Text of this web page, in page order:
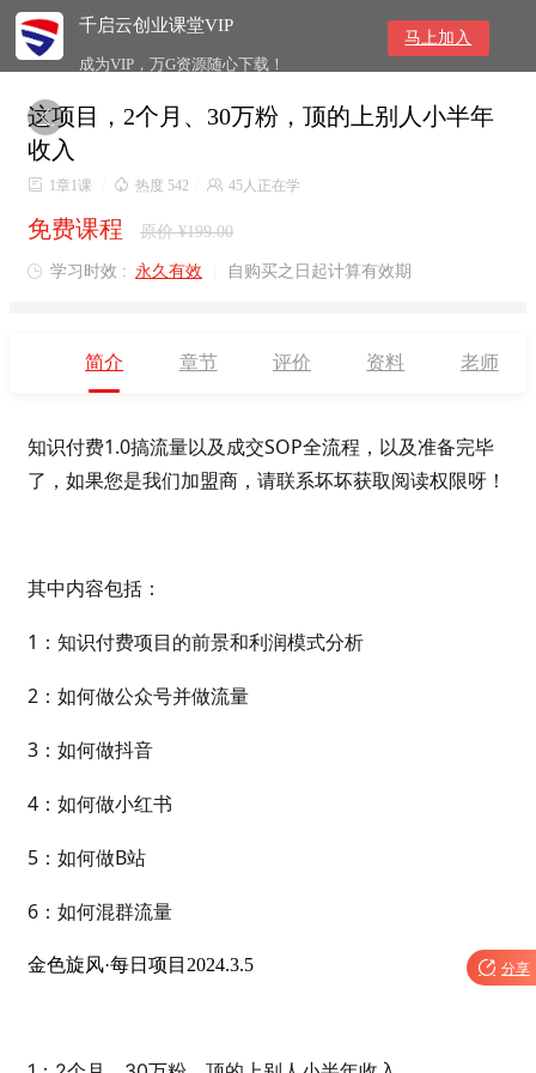
千启云创业课堂VIP
成为VIP，万G资源随心下载！
马上加入

这项目，2个月、30万粉，顶的上别人小半年
收入
 1章1课  热度 542  45人正在学
免费课程 原价 ¥199.00
 学习时效 : 永久有效 自购买之日起计算有效期
简介 章节 评价 资料 老师
知识付费1.0搞流量以及成交SOP全流程，以及准备完毕
了，如果您是我们加盟商，请联系坏坏获取阅读权限呀！
其中内容包括：
1：知识付费项目的前景和利润模式分析
2：如何做公众号并做流量
3：如何做抖音
4：如何做小红书
5：如何做B站
6：如何混群流量
金色旋风·每日项目2024.3.5  分享